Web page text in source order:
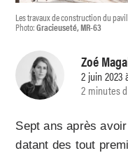
Les travaux de construction du
Photo:Gracieuseté, MR-63
Zoé
2 juin 2023
2 minutes
Sept ans après
datant des tout